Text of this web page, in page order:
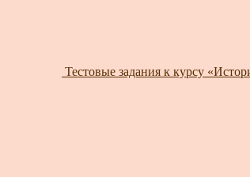
Тестовые задания к курсу